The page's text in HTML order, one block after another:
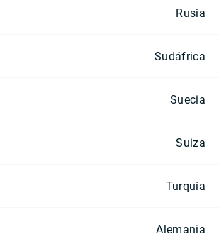
Rusia
Sudáfrica
Suecia
Suiza
Turquía
Alemania